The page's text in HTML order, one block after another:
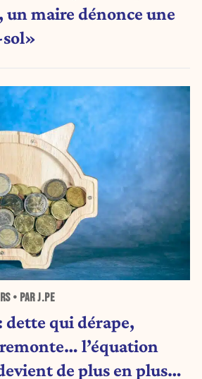
maire dénonce une
• PAR J.PE
dette qui dérape,
l’équation
de plus en plus